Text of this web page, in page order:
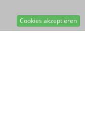
Cookies akzeptieren